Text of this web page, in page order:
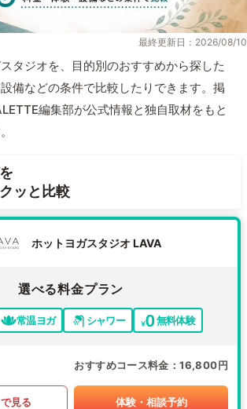
最終更新日：2026/08/10
タジオを、目的別のおすすめから探した
備などの条件で比較したりできます。掲
編集部が公式情報と独自取材をもと
ッと比較
ホットヨガスタジオ LAVA
選べる料金プラン
常温ヨガ シャワー 無料体験
おすすめコース料金 16,800円
見る 体験・相談予約